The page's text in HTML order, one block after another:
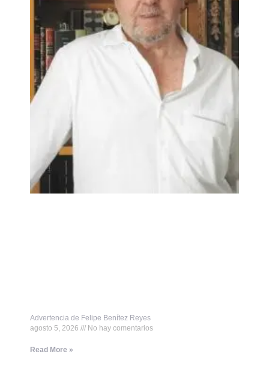
Advertencia de Felipe Benítez Reyes
agosto 5, 2026
No hay comentarios
Read More »